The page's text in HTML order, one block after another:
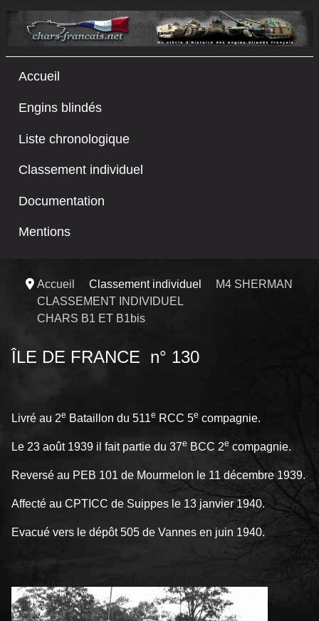
Accueil
Engins blindés
Liste chronologique
Classement individuel
Documentation
Mentions
Accueil Classement individuel
M4 SHERMAN
CLASSEMENT INDIVIDUEL
CHARS B1 ET B1bis
ÎLE DE FRANCE n° 130
Livré au 2e Bataillon du 511e RCC 5e compagnie.
Le 23 août 1939 il fait partie du 37e BCC 2e compagnie.
Reversé au PEB 101 de Mourmelon le 11 décembre 1939.
Affecté au CPTICC de Suippes le 13 janvier 1940.
Evacué vers le dépôt 505 de Vannes en juin 1940.